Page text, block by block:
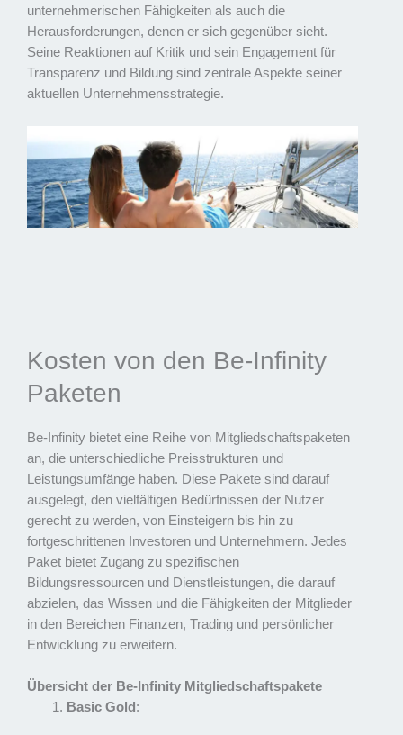
unternehmerischen Fähigkeiten als auch die
Herausforderungen, denen er sich gegenüber sieht.
Seine Reaktionen auf Kritik und sein Engagement für
Transparenz und Bildung sind zentrale Aspekte seiner
aktuellen Unternehmensstrategie.
Kosten von den Be-Infinity
Paketen
Be-Infinity bietet eine Reihe von Mitgliedschaftspaketen
an, die unterschiedliche Preisstrukturen und
Leistungsumfänge haben. Diese Pakete sind darauf
ausgelegt, den vielfältigen Bedürfnissen der Nutzer
gerecht zu werden, von Einsteigern bis hin zu
fortgeschrittenen Investoren und Unternehmern. Jedes
Paket bietet Zugang zu spezifischen
Bildungsressourcen und Dienstleistungen, die darauf
abzielen, das Wissen und die Fähigkeiten der Mitglieder
in den Bereichen Finanzen, Trading und persönlicher
Entwicklung zu erweitern.
Übersicht der Be-Infinity Mitgliedschaftspakete
Basic Gold :